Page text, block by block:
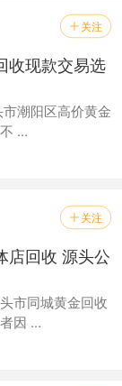
 关注
收现款交易选
潮阳区高价黄金
...
 关注
店回收 源头公
市同城黄金回收
因 ...